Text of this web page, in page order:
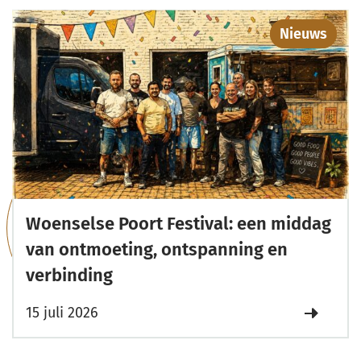
Woenselse Poort Festival: een middag
van ontmoeting, ontspanning en
verbinding
Nieuws
15 juli 2026